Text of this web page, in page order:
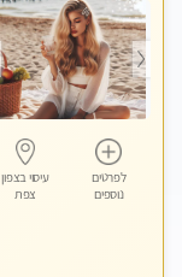
לפרטים
נוספים
עיסוי בצפון
צפת